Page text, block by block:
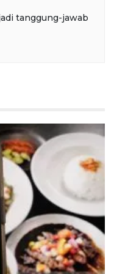
tanggung-jawab